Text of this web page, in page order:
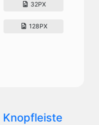
32PX
128PX
Knopfleiste